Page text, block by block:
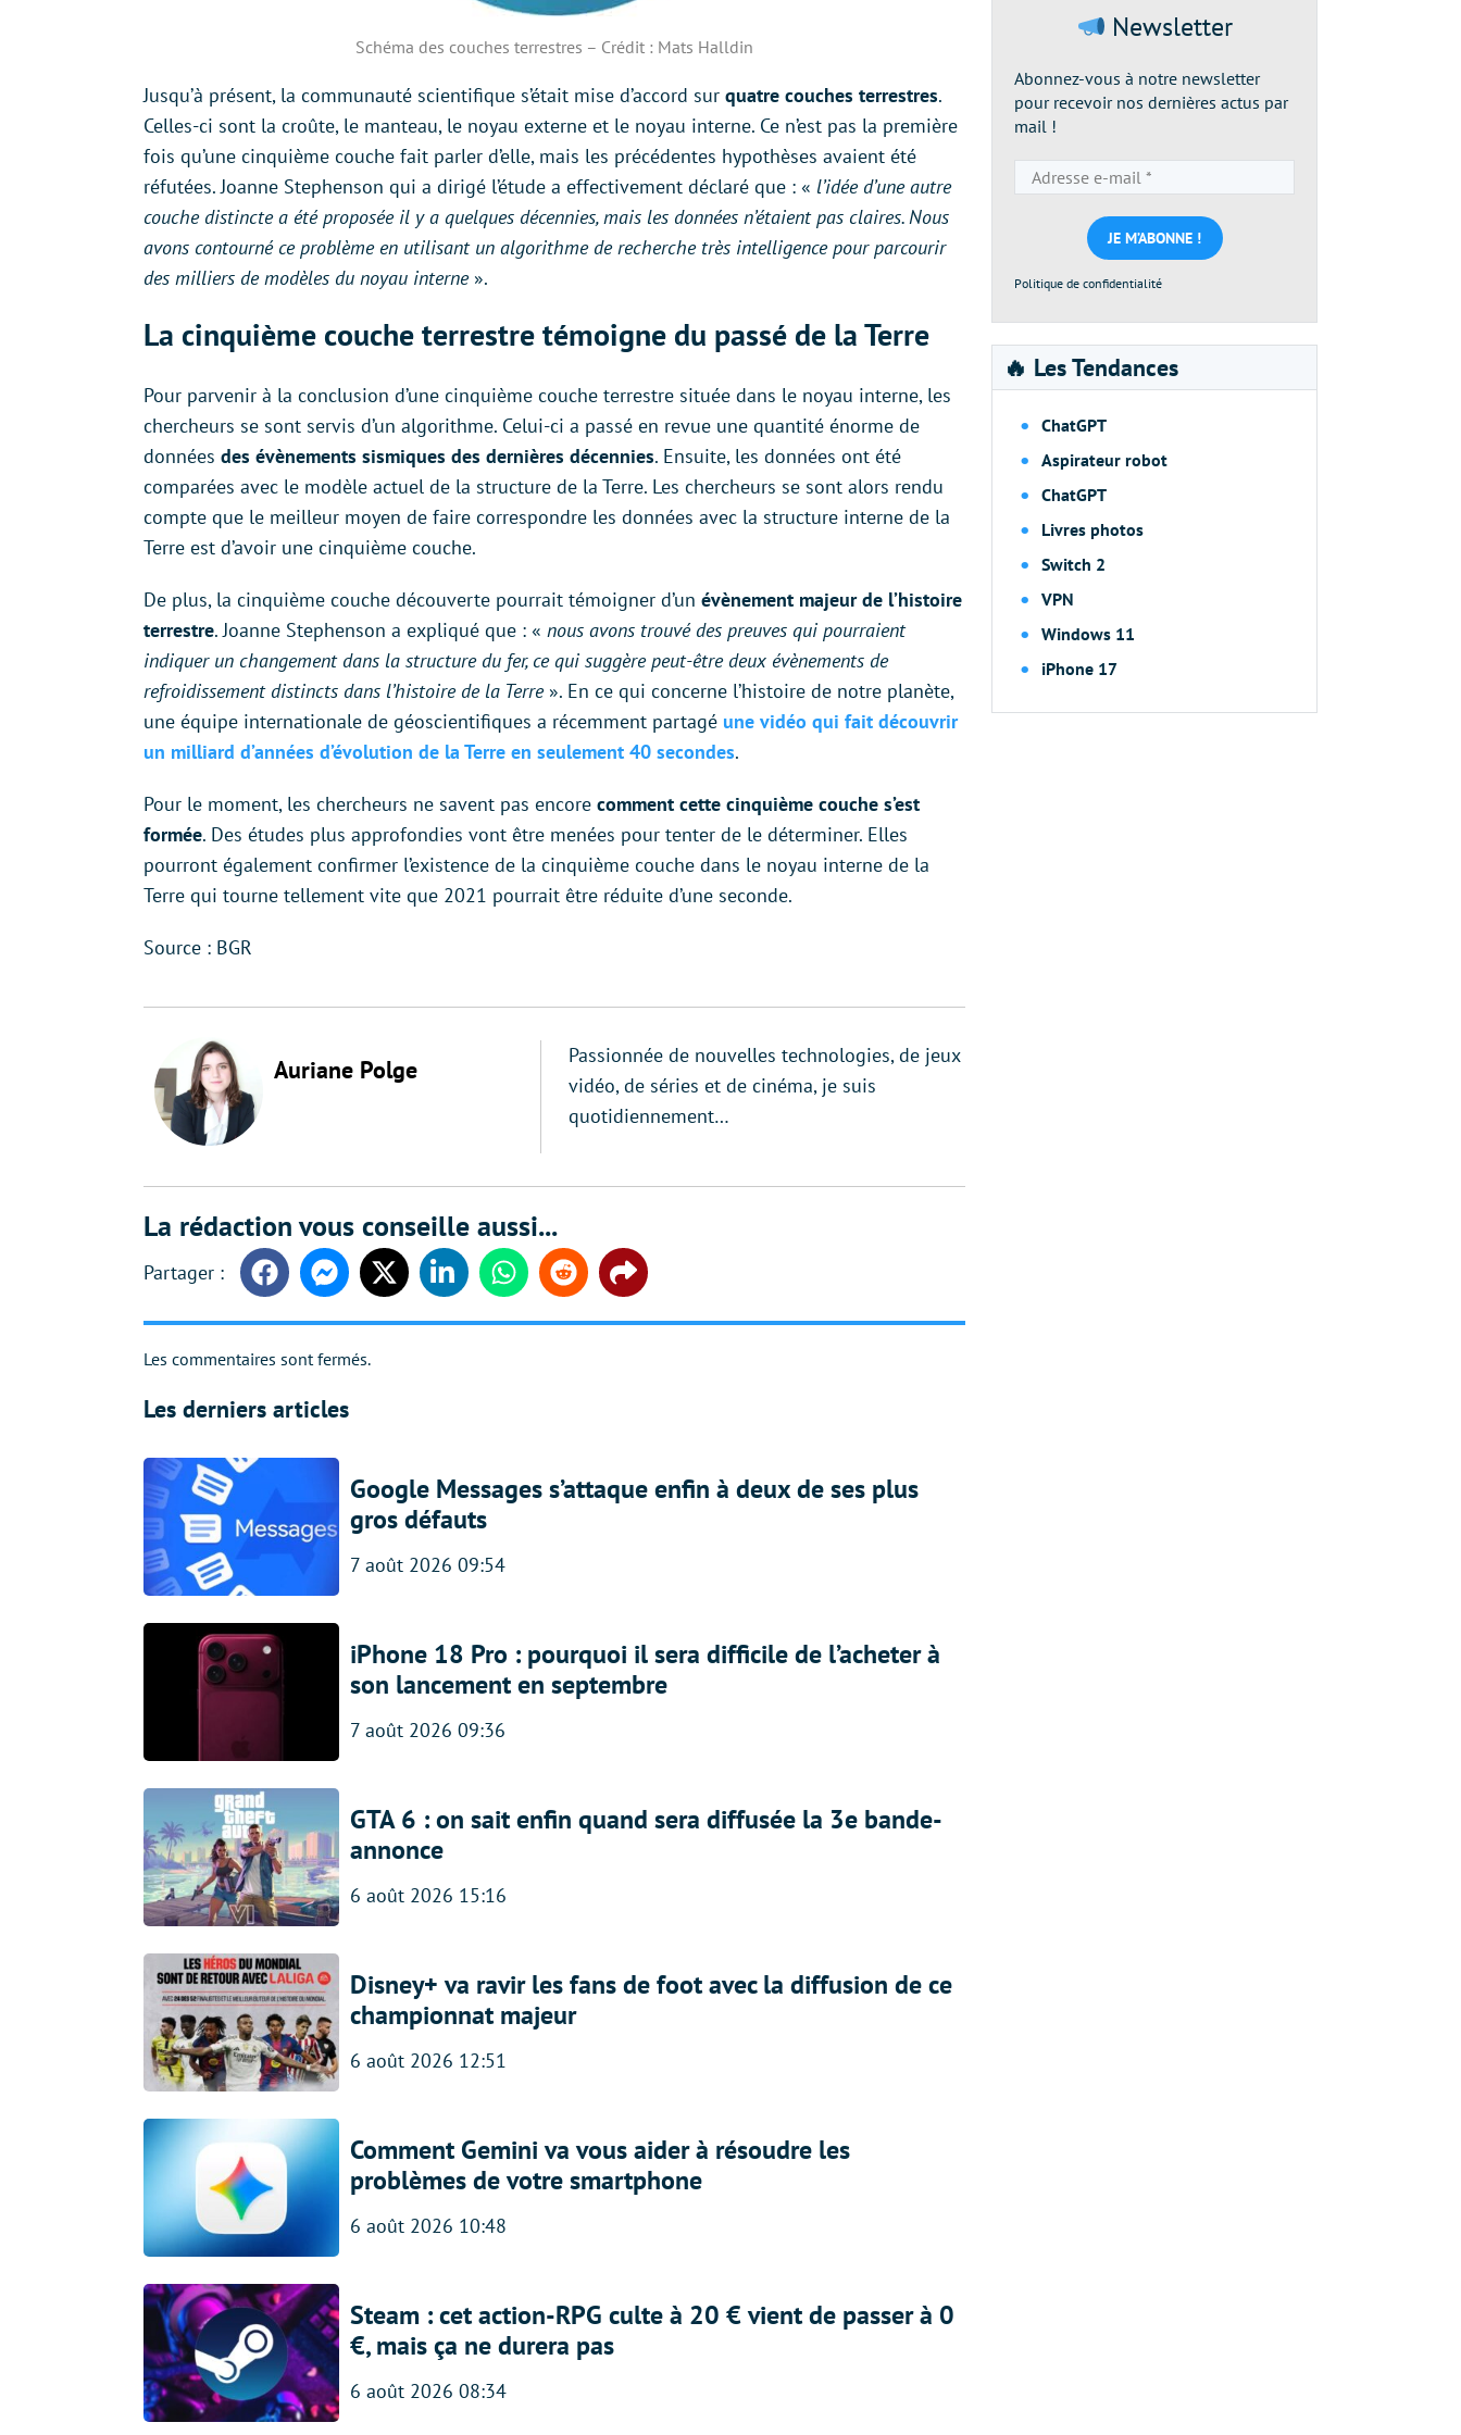
Schéma des couches terrestres – Crédit : Mats Halldin
Jusqu’à présent, la communauté scientifique s’était mise d’accord sur quatre couches terrestres.
Celles-ci sont la croûte, le manteau, le noyau externe et le noyau interne. Ce n’est pas la première
fois qu’une cinquième couche fait parler d’elle, mais les précédentes hypothèses avaient été
réfutées. Joanne Stephenson qui a dirigé l’étude a effectivement déclaré que : « l’idée d’une autre
couche distincte a été proposée il y a quelques décennies, mais les données n’étaient pas claires. Nous
avons contourné ce problème en utilisant un algorithme de recherche très intelligence pour parcourir
des milliers de modèles du noyau interne».
La cinquième couche terrestre témoigne du passé de la Terre
Pour parvenir à la conclusion d’une cinquième couche terrestre située dans le noyau interne, les
chercheurs se sont servis d’un algorithme. Celui-ci a passé en revue une quantité énorme de
données des évènements sismiques des dernières décennies. Ensuite, les données ont été
comparées avec le modèle actuel de la structure de la Terre. Les chercheurs se sont alors rendu
compte que le meilleur moyen de faire correspondre les données avec la structure interne de la
Terre est d’avoir une cinquième couche.
De plus, la cinquième couche découverte pourrait témoigner d’un évènement majeur de l’histoire
terrestre. Joanne Stephenson a expliqué que : « nous avons trouvé des preuves qui pourraient
indiquer un changement dans la structure du fer, ce qui suggère peut-être deux évènements de
refroidissement distincts dans l’histoire de la Terre». En ce qui concerne l’histoire de notre planète,
une équipe internationale de géoscientifiques a récemment partagé une vidéo qui fait découvrir
un milliard d’années d’évolution de la Terre en seulement 40 secondes.
Pour le moment, les chercheurs ne savent pas encore comment cette cinquième couche s’est
formée. Des études plus approfondies vont être menées pour tenter de le déterminer. Elles
pourront également confirmer l’existence de la cinquième couche dans le noyau interne de la
Terre qui tourne tellement vite que 2021 pourrait être réduite d’une seconde.
Source : BGR
Auriane Polge
Passionnée de nouvelles technologies, de jeux
vidéo, de séries et de cinéma, je suis
quotidiennement…
La rédaction vous conseille aussi...
FacebookMessengerTwitter LinkedinWhatsappReddit Share
Les commentaires sont fermés.
Les derniers articles
Google Messages s’attaque enfin à deux de ses plus
gros défauts
7 août 2026 09:54
iPhone 18 Pro : pourquoi il sera difficile de l’acheter à
son lancement en septembre
7 août 2026 09:36
GTA 6 : on sait enfin quand sera diffusée la 3e bande-
annonce
6 août 2026 15:16
Disney+ va ravir les fans de foot avec la diffusion de ce
championnat majeur
6 août 2026 12:51
Comment Gemini va vous aider à résoudre les
problèmes de votre smartphone
6 août 2026 10:48
Steam : cet action-RPG culte à 20 € vient de passer à 0
€, mais ça ne durera pas
6 août 2026 08:34
Newsletter
Abonnez-vous à notre newsletter
pour recevoir nos dernières actus par
mail !
e-
mail
*
Politique de confidentialité
🔥 Les Tendances
ChatGPT
Aspirateur robot
ChatGPT
Livres photos
Switch 2
VPN
Windows 11
iPhone 17